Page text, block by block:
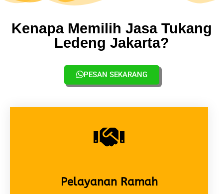
Kenapa Memilih Jasa Tukang
Ledeng Jakarta?
PESAN SEKARANG
Pelayanan Ramah